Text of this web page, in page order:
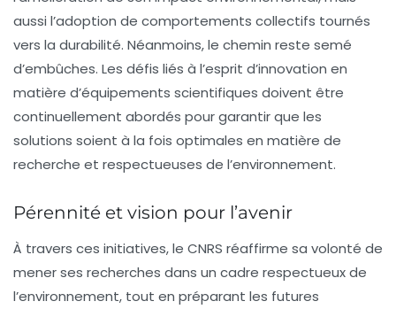
aussi l’adoption de comportements collectifs tournés
vers la durabilité. Néanmoins, le chemin reste semé
d’embûches. Les défis liés à l’esprit d’innovation en
matière d’équipements scientifiques doivent être
continuellement abordés pour garantir que les
solutions soient à la fois optimales en matière de
recherche et respectueuses de l’environnement.
Pérennité et vision pour l’avenir
À travers ces initiatives, le CNRS réaffirme sa volonté de
mener ses recherches dans un cadre respectueux de
l’environnement, tout en préparant les futures